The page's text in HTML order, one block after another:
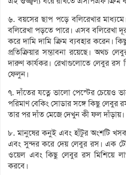
৬. বয়সের ছাপ পড়ে বলিরেখার
বলিরেখা পড়তে পারে। এসব বলিরেখা
করে দামি দামি ক্রিম ব্যবহার করেন।
প্রতিক্রিয়ার সম্ভাবনা রয়েছে। অথচ
দারুণ কার্যকর। রেখাগুলোতে লেবুর রস
ফেলুন।
৭. দাঁতের যত্নে ভালো পেস্টের চেয়েও
পরিমাণ বেকিং সোডার সঙ্গে কিছু লেবুর
তার পর দাঁত মেজে দেখুন কী ফল দাঁড়ায়।
৮. মানুষের কনুই এবং হাঁটুর অংশটি
এবং সুন্দর করে দেয় লেবুর রস। এক
ওয়েল এবং কিছু লেবুর রস মিশিয়ে
করবে।